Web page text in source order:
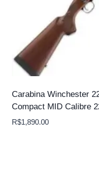
Carabina Winchester
Compact MID Calibre
R$1,890.00